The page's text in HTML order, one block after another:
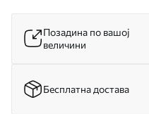
Позадина по вашој
величини
Бесплатна достава